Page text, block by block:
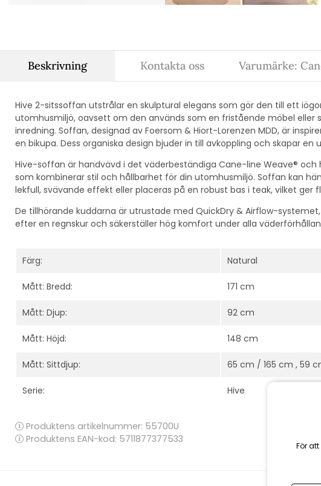
Beskrivning
Hive 2-sitssoffan utstrålar en skulptural elegans som gör den till ett
utomhusmiljö, oavsett om den används som en fristående möbel eller
inredning. Soffan, designad av Foersom & Hiort-Lorenzen MDD, är
en bikupa. Dess organiska design bjuder in till avkoppling och skapar
Hive-soffan är handvävd i det väderbeständiga Cane-line Weave®
som kombinerar stil och hållbarhet för din utomhusmiljö. Soffan kan
lekfull, svävande effekt eller placeras på en robust bas i teak, vilket ger
De tillhörande kuddarna är utrustade med QuickDry & Airflow-
efter en regnskur och säkerställer hög komfort under alla
Färg: Natural
Mått: Bredd: 171 cm
Mått: Djup: 92 cm
Mått: Höjd: 148 cm
Mått: Sittdjup: 65 cm / 165 cm , 59
Serie: Hive
Produktens artikelnummer: 55700U
Produktens EAN-kod: 5711877377533
Kontakta oss Varumärke:
För